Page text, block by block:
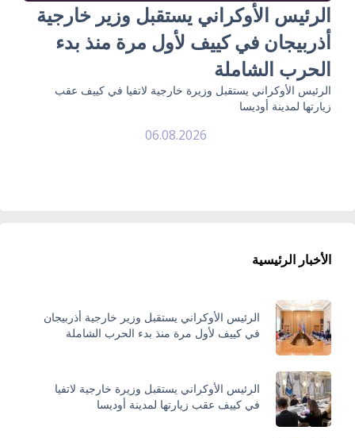
الرئيس الأوكراني يستقبل وزير خارجية
أذربيجان في كييف لأول مرة منذ بدء
الحرب الشاملة
الرئيس الأوكراني يستقبل وزيرة خارجية لاتفيا في كييف عقب
زيارتها لمدينة أوديسا
06.08.2026
الأخبار الرئيسية
الرئيس الأوكراني يستقبل وزير خارجية أذربيجان
في كييف لأول مرة منذ بدء الحرب الشاملة
الرئيس الأوكراني يستقبل وزيرة خارجية لاتفيا
في كييف عقب زيارتها لمدينة أوديسا